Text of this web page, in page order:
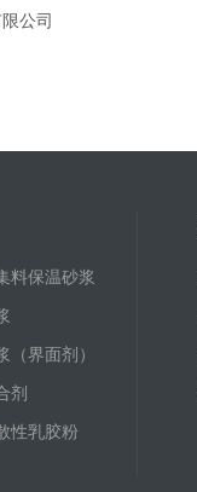
公司
料保温砂浆
（界面剂）
剂
性乳胶粉